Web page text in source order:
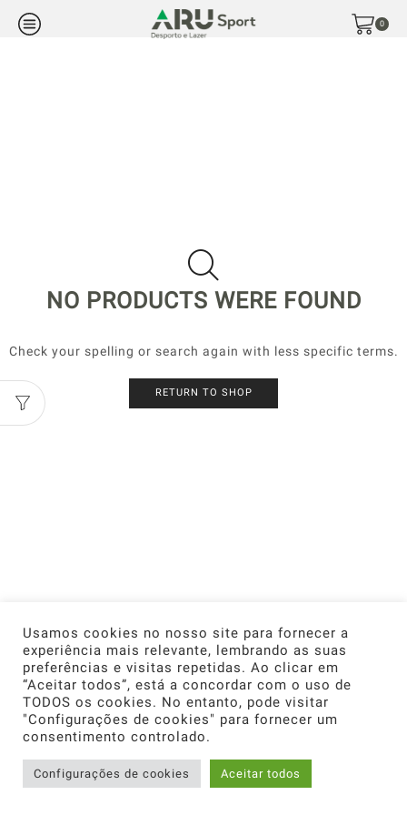
0
NO PRODUCTS WERE FOUND
Check your spelling or search again with less specific terms.
RETURN TO SHOP
Usamos cookies no nosso site para fornecer a
experiência mais relevante, lembrando as suas
preferências e visitas repetidas. Ao clicar em
“Aceitar todos”, está a concordar com o uso de
TODOS os cookies. No entanto, pode visitar
"Configurações de cookies" para fornecer um
consentimento controlado.
Configurações de cookies Aceitar todos